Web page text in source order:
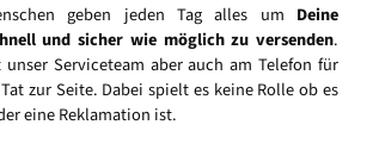
geben jeden Tag alles um Deine
und sicher wie möglich zu versenden.
Serviceteam aber auch am Telefon für
zur Seite. Dabei spielt es keine Rolle ob es
eine Reklamation ist.